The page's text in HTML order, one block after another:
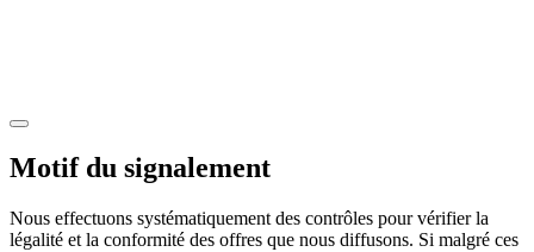
Motif du signalement
Nous effectuons systématiquement des contrôles pour vérifier la
légalité et la conformité des offres que nous diffusons. Si malgré ces